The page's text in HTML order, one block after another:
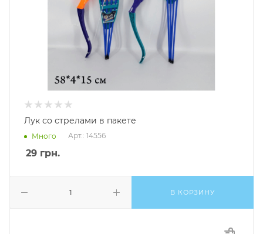
Лук со стрелами в пакете
Много Арт.: 14556
29 грн.
В КОРЗИНУ